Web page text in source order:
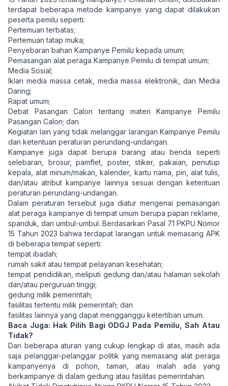
terdapat beberapa metode kampanye yang dapat dilakukan
peserta pemilu seperti:
Pertemuan terbatas;
Pertemuan tatap muka;
Penyebaran bahan Kampanye Pemilu kepada umum;
Pemasangan alat peraga Kampanye Pemilu di tempat umum;
Media Sosial;
Iklan media massa cetak, media massa elektronik, dan Media
Daring;
Rapat umum;
Debat Pasangan Calon tentang materi Kampanye Pemilu
Pasangan Calon; dan
Kegiatan lain yang tidak melanggar larangan Kampanye Pemilu
dan ketentuan peraturan perundang-undangan.
Kampanye juga dapat berupa barang atau benda seperti
selebaran, brosur, pamflet, poster, stiker, pakaian, penutup
kepala, alat minum/makan, kalender, kartu nama, pin, alat tulis,
dan/atau atribut kampanye lainnya sesuai dengan ketentuan
peraturan perundang-undangan.
Dalam peraturan tersebut juga diatur mengenai pemasangan
alat peraga kampanye di tempat umum berupa papan reklame,
spanduk, dan umbul-umbul. Berdasarkan Pasal 71 PKPU Nomor
15 Tahun 2023 bahwa terdapat larangan untuk memasang APK
di beberapa tempat seperti:
tempat ibadah;
rumah sakit atau tempat pelayanan kesehatan;
tempat pendidikan, meliputi gedung dan/atau halaman sekolah
dan/atau perguruan tinggi;
gedung milik pemerintah;
fasilitas tertentu milik pemerintah; dan
fasilitas lainnya yang dapat mengganggu ketertiban umum.
Baca Juga: Hak Pilih Bagi ODGJ Pada Pemilu, Sah Atau
Tidak?
Dari beberapa aturan yang cukup lengkap di atas, masih ada
saja pelanggar-pelanggar politik yang memasang alat peraga
kampanyenya di pohon, taman, atau malah ada yang
berkampanye di dalam gedung atau fasilitas pemerintahan.